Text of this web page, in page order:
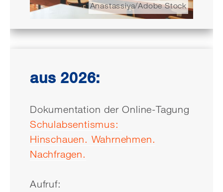
Anastassiya/Adobe Stock
aus 2026:
Dokumentation der Online-Tagung
Schulabsentismus:
Hinschauen. Wahrnehmen.
Nachfragen.
Aufruf: